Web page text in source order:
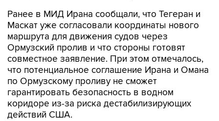
Ранее в МИД Ирана сообщали, что Тегеран и
Маскат уже согласовали координаты нового
маршрута для движения судов через
Ормузский пролив и что стороны готовят
совместное заявление. При этом отмечалось,
что потенциальное соглашение Ирана и Омана
по Ормузскому проливу не сможет
гарантировать безопасность в водном
коридоре из-за риска дестабилизирующих
действий США.